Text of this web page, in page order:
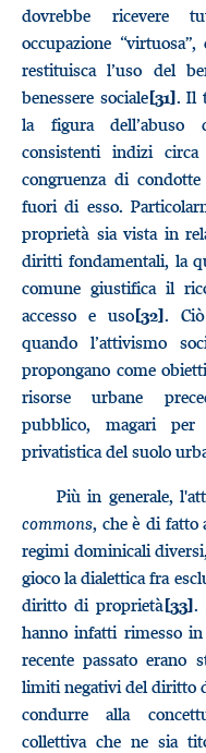
dovrebbe ricevere
occupazione
restituisca l’uso del
benessere sociale[31]. Il
la figura dell’abuso
consistenti indizi
congruenza di
fuori di esso.
proprietà sia vista in
diritti fondamentali, la
comune giustifica il
accesso e uso[32].
quando l’attivismo
propongano come
risorse urbane
pubblico, magari per
privatistica del suolo
Più in generale,
commons, che è di fatto
regimi dominicali
gioco la dialettica fra
diritto di proprietà[33].
hanno infatti rimesso
recente passato erano
limiti negativi del diritto
condurre alla
collettiva che ne sia